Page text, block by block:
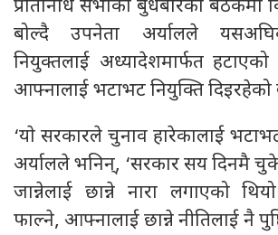
प्रतिनिधि सभाको बुधबारको बैठकमा
बोल्दै उपनेता अर्यालले
नियुक्तलाई अध्यादेशमार्फत
आफ्नालाई भटाभट नियुक्ति दिइरहेको
‘याे सरकारले चुनाव हारेकालाई
अर्यालले भनिन्, ‘सरकार सय दिनमै
जान्नेलाई छान्ने नारा लगाएको
फाल्ने, आफ्नालाई छान्ने नीतिलाई नै